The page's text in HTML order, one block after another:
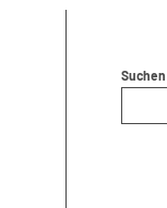
Suchen